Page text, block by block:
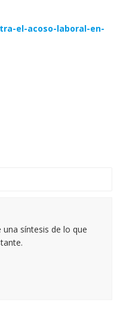
el-acoso-laboral-en-
síntesis de lo que